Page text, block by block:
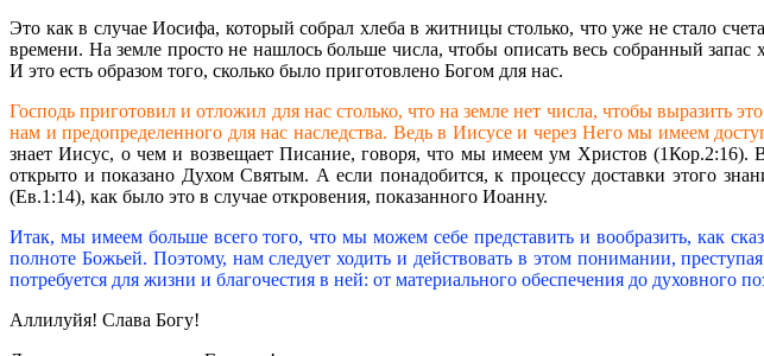
Это как в случае Иосифа, который собрал хлеба в житницы столько, что уже не стало
времени. На земле просто не нашлось больше числа, чтобы описать весь собранный
И это есть образом того, сколько было приготовлено Богом для нас.
Господь приготовил и отложил для нас столько, что на земле нет числа, чтобы выразить
нам и предопределенного для нас наследства. Ведь в Иисусе и через Него мы имеем
знает Иисус, о чем и возвещает Писание, говоря, что мы имеем ум Христов (1Кор.2:16).
открыто и показано Духом Святым. А если понадобится, к процессу доставки этого
(Ев.1:14), как было это в случае откровения, показанного Иоанну.
Итак, мы имеем больше всего того, что мы можем себе представить и вообразить, как
полноте Божьей. Поэтому, нам следует ходить и действовать в этом понимании,
потребуется для жизни и благочестия в ней: от материального обеспечения до духовного
Аллилуйя! Слава Богу!